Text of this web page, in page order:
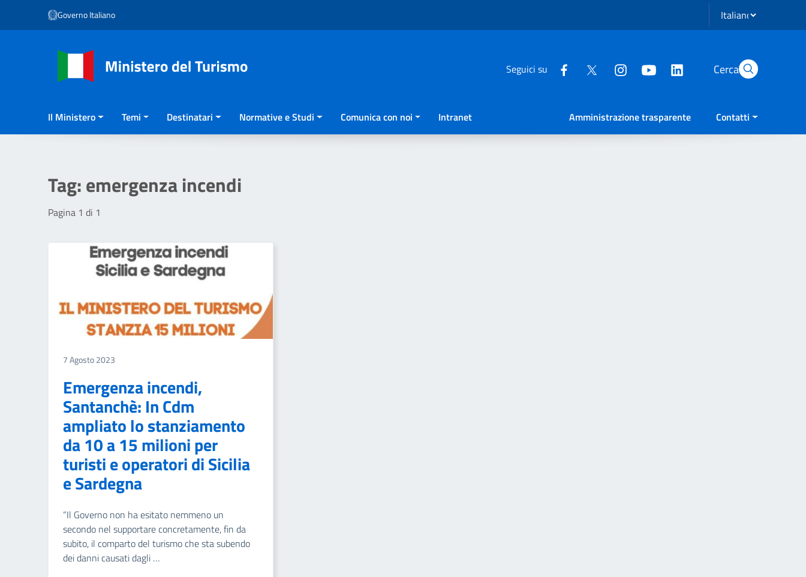
Vai ai contenuti
Vai al menu di navigazione
Governo Italiano Seleziona lingua
Seguici su Cerca
Il Ministero Temi Destinatari Normative e Studi Comunica con noi Intranet Amministrazione trasparente Contatti
Tag:emergenza incendi
Pagina 1 di 1
7 Agosto 2023
Emergenza incendi,
Santanchè: In Cdm
ampliato lo stanziamento
da 10 a 15 milioni per
turisti e operatori di Sicilia
e Sardegna
“Il Governo non ha esitato nemmeno un
secondo nel supportare concretamente, fin da
subito, il comparto del turismo che sta subendo
dei danni causati dagli …